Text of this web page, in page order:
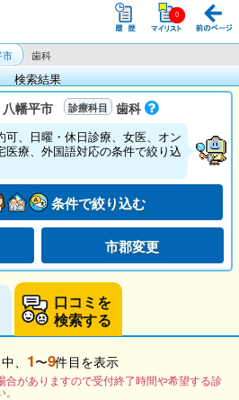
市 歯科
検索結果
八幡平市 歯科
可、日曜・休日診療、女医、オン
医療、外国語対応の条件で絞り込
条件で絞り込む
市郡変更
口コミを
検索する
、 1〜9件目を表示
合がありますので受付終了時間や希望する診
。